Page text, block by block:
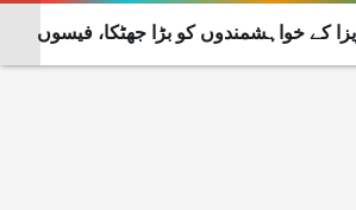
کے خواہشمندوں کو بڑا جھٹکا، فیسوں